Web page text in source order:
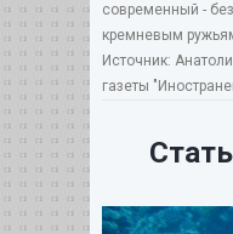
современный -
кремневым
Источник:
газеты